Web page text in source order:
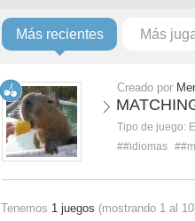
Más recientes Más
Creado por
Tipo de juego:
##idiomas
Tenemos 1 juegos (mostrando 1 al